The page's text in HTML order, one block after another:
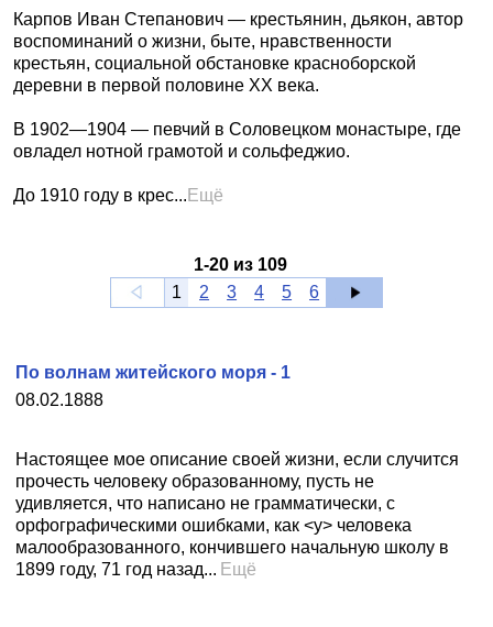
Карпов Иван Степанович — крестьянин, дьякон, автор
воспоминаний о жизни, быте, нравственности
крестьян, социальной обстановке красноборской
деревни в первой половине XX века.
В 1902—1904 — певчий в Соловецком монастыре, где
овладел нотной грамотой и сольфеджио.
До 1910 году в крес... Ещё
1-20 из 109
1
2 3 4 5 6
08.02.1888
По волнам житейского моря - 1
Настоящее мое описание своей жизни, если случится
прочесть человеку образованному, пусть не
удивляется, что написано не грамматически, с
орфографическими ошибками, как <у> человека
малообразованного, кончившего начальную школу в
1899 году, 71 год назад... Ещё